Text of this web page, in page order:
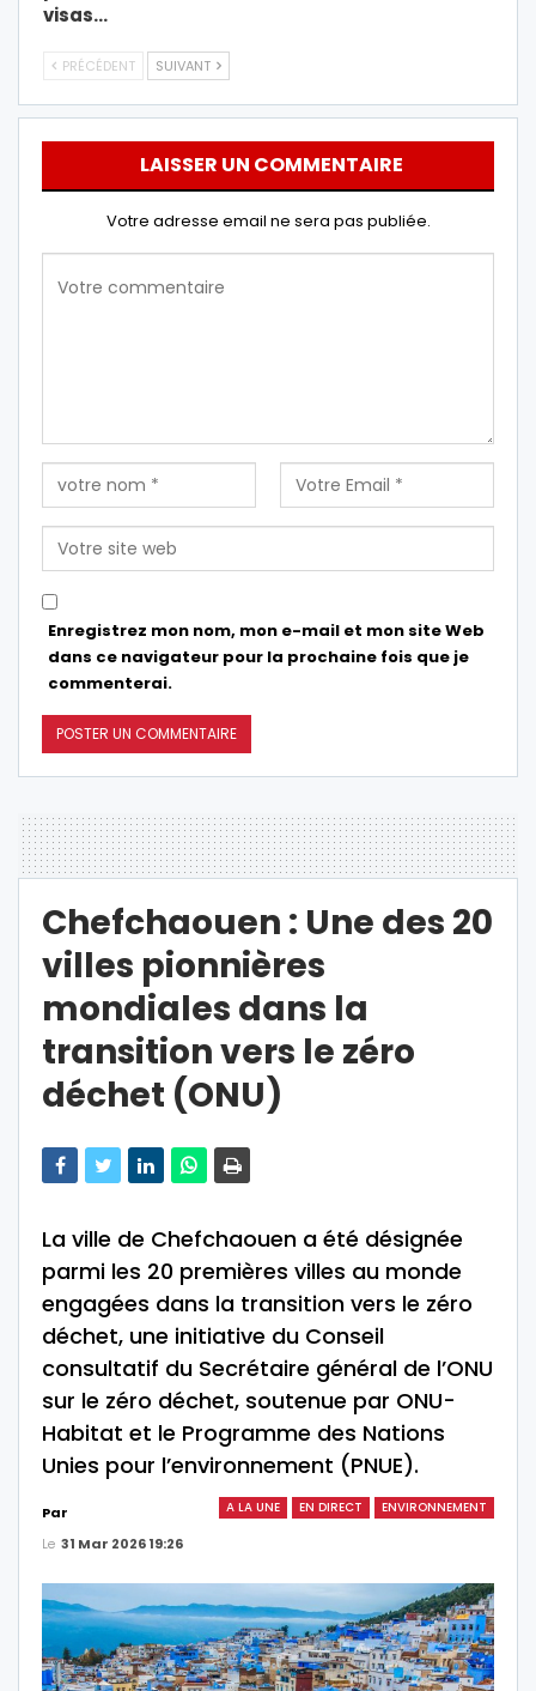
visas…
PRÉCÉDENT SUIVANT
LAISSER UN COMMENTAIRE
Votre adresse email ne sera pas publiée.
Enregistrez mon nom, mon e-mail et mon site Web
dans ce navigateur pour la prochaine fois que je
commenterai.
Chefchaouen : Une des 20
villes pionnières
mondiales dans la
transition vers le zéro
déchet (ONU)
La ville de Chefchaouen a été désignée
parmi les 20 premières villes au monde
engagées dans la transition vers le zéro
déchet, une initiative du Conseil
consultatif du Secrétaire général de l’ONU
sur le zéro déchet, soutenue par ONU-
Habitat et le Programme des Nations
Unies pour l’environnement (PNUE).
A LA UNE EN DIRECT ENVIRONNEMENT
Par
Le 31 Mar 2026 19:26